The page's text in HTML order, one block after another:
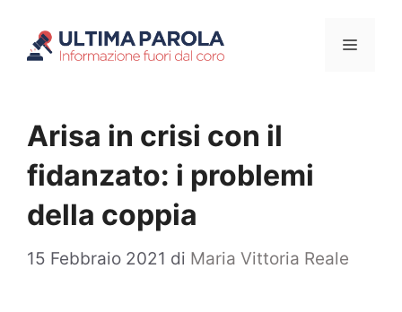
Menu
Arisa in crisi con il
fidanzato: i problemi
della coppia
15 Febbraio 2021 di Maria Vittoria Reale